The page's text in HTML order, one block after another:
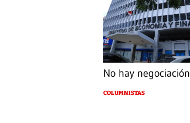
No hay negociación
COLUMNISTAS